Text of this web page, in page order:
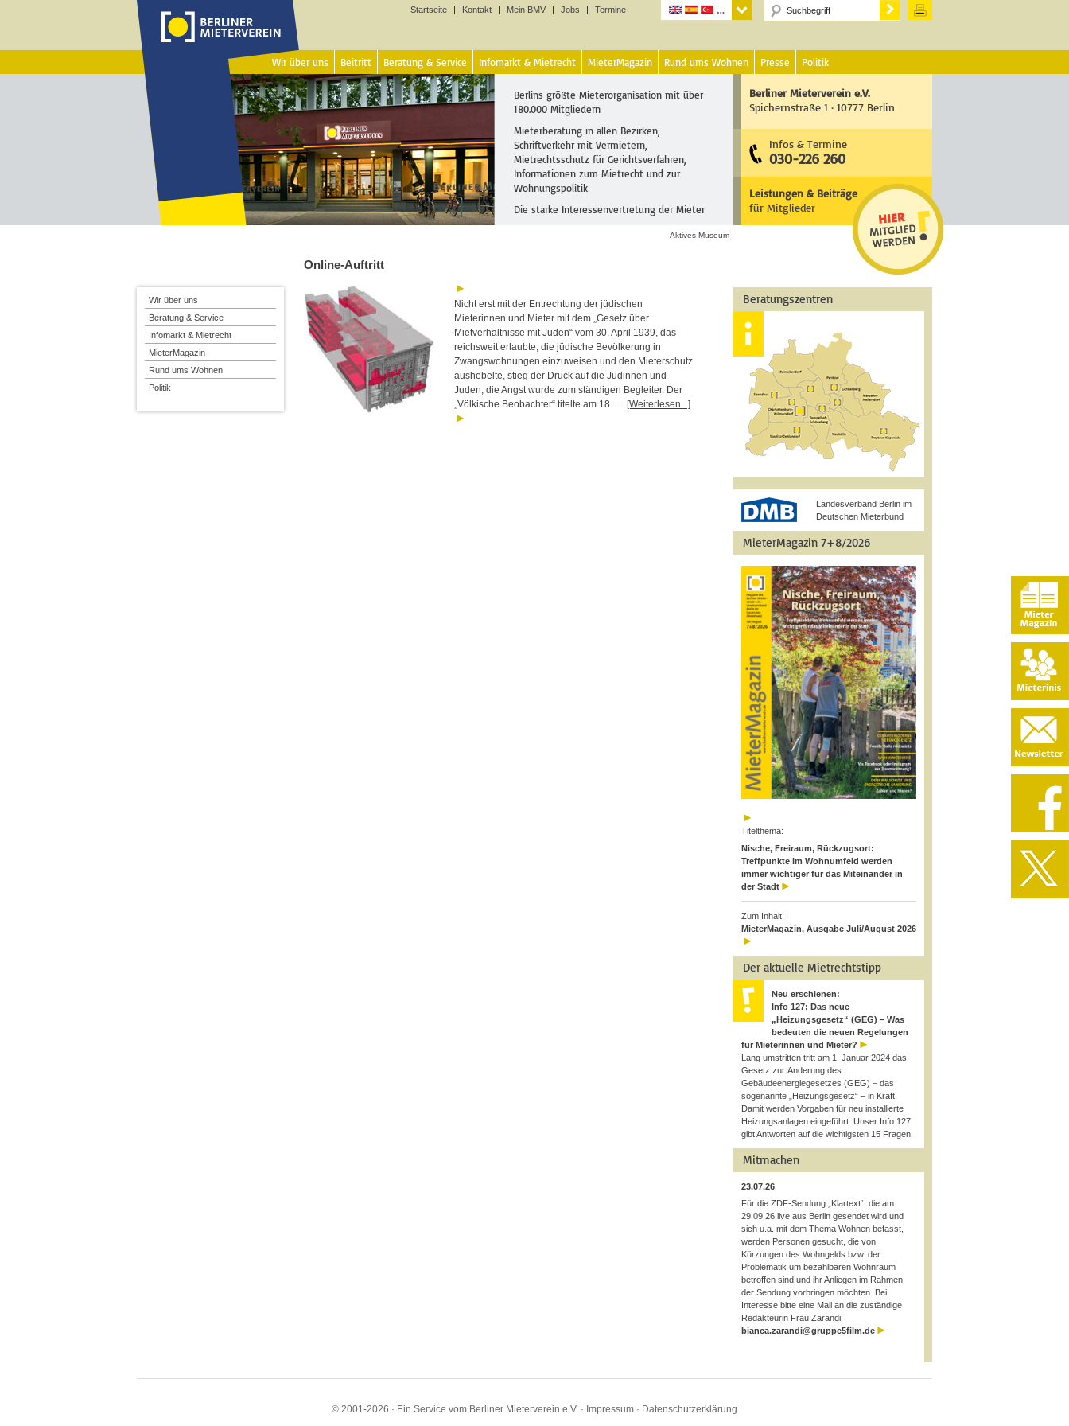
Startseite Kontakt Mein BMV Jobs Termine
Wir über uns Beitritt Beratung & Service Infomarkt & Mietrecht MieterMagazin Rund ums Wohnen Presse Politik
Berlins größte Mieterorganisation mit über
180.000 Mitgliedern
Mieterberatung in allen Bezirken,
Schriftverkehr mit Vermietern,
Mietrechtsschutz für Gerichtsverfahren,
Informationen zum Mietrecht und zur
Wohnungspolitik
Die starke Interessenvertretung der Mieter
Berliner Mieterverein e.V.
Spichernstraße 1 · 10777 Berlin
Infos & Termine
030-226 260
Leistungen & Beiträge
für Mitglieder
Aktives Museum
Online-Auftritt
Nicht erst mit der Entrechtung der jüdischen
Mieterinnen und Mieter mit dem „Gesetz über
Mietverhältnisse mit Juden“ vom 30. April 1939, das
reichsweit erlaubte, die jüdische Bevölkerung in
Zwangswohnungen einzuweisen und den Mieterschutz
aushebelte, stieg der Druck auf die Jüdinnen und
Juden, die Angst wurde zum ständigen Begleiter. Der
„Völkische Beobachter“ titelte am 18. … [Weiterlesen...]
Beratungszentren
Landesverband Berlin im
Deutschen Mieterbund
MieterMagazin 7+8/2026
Titelthema:
Nische, Freiraum, Rückzugsort:
Treffpunkte im Wohnumfeld werden
immer wichtiger für das Miteinander in
der Stadt
Zum Inhalt:
MieterMagazin, Ausgabe Juli/August 2026
Der aktuelle Mietrechtstipp
Neu erschienen:
Info 127: Das neue
„Heizungsgesetz“ (GEG) – Was
bedeuten die neuen Regelungen
für Mieterinnen und Mieter?
Lang umstritten tritt am 1. Januar 2024 das
Gesetz zur Änderung des
Gebäudeenergiegesetzes (GEG) – das
sogenannte „Heizungsgesetz“ – in Kraft.
Damit werden Vorgaben für neu installierte
Heizungsanlagen eingeführt. Unser Info 127
gibt Antworten auf die wichtigsten 15 Fragen.
Mitmachen
23.07.26
Für die ZDF-Sendung „Klartext“, die am
29.09.26 live aus Berlin gesendet wird und
sich u.a. mit dem Thema Wohnen befasst,
werden Personen gesucht, die von
Kürzungen des Wohngelds bzw. der
Problematik um bezahlbaren Wohnraum
betroffen sind und ihr Anliegen im Rahmen
der Sendung vorbringen möchten. Bei
Interesse bitte eine Mail an die zuständige
Redakteurin Frau Zarandi:
bianca.zarandi@gruppe5film.de
Wir über uns
Beratung & Service
Infomarkt & Mietrecht
MieterMagazin
Rund ums Wohnen
Politik
© 2001-2026 · Ein Service vom Berliner Mieterverein e.V. · Impressum · Datenschutzerklärung